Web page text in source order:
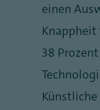
einen
Knappheit
38